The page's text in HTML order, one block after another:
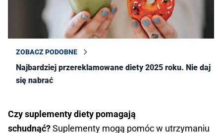
ZOBACZ PODOBNE
Najbardziej przereklamowane diety 2025 roku. Nie daj
się nabrać
Czy suplementy diety pomagają
schudnąć?Suplementy mogą pomóc w utrzymaniu